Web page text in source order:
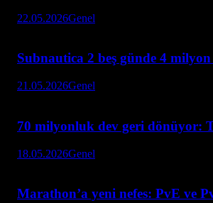
22.05.2026Genel
Subnautica 2 beş günde 4 milyon
21.05.2026Genel
70 milyonluk dev geri dönüyor:
18.05.2026Genel
Marathon’a yeni nefes: PvE ve